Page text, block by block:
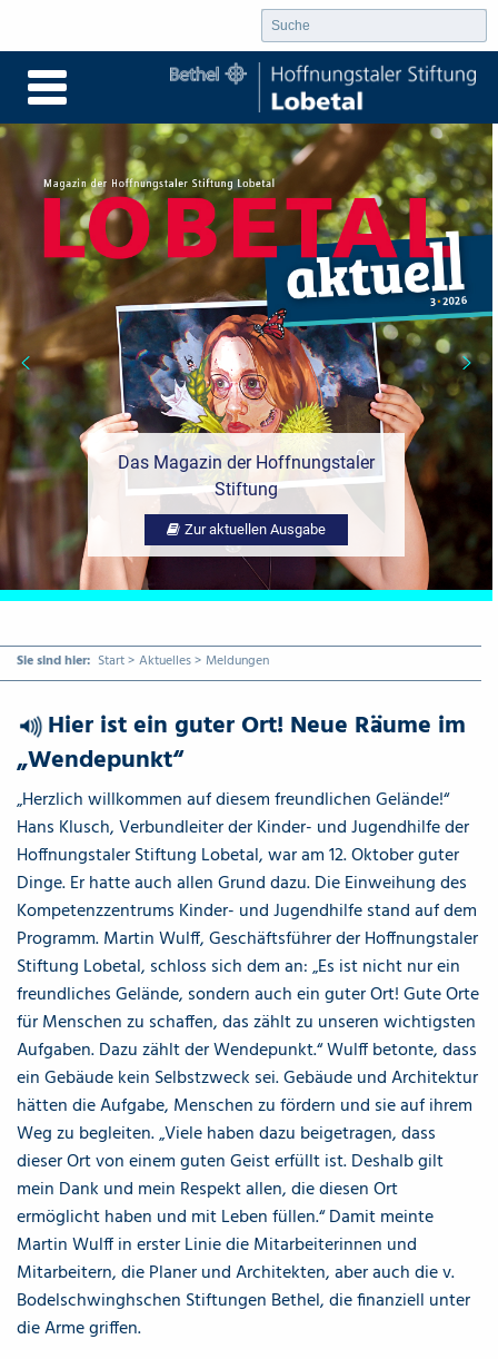
Das Magazin der Hoffnungstaler
Stiftung
Zur aktuellen Ausgabe
Sie sind hier: Start> Aktuelles> Meldungen
{Play}Hier ist ein guter Ort! Neue Räume im
„Wendepunkt“
„Herzlich willkommen auf diesem freundlichen Gelände!“
Hans Klusch, Verbundleiter der Kinder- und Jugendhilfe der
Hoffnungstaler Stiftung Lobetal, war am 12. Oktober guter
Dinge. Er hatte auch allen Grund dazu. Die Einweihung des
Kompetenzzentrums Kinder- und Jugendhilfe stand auf dem
Programm. Martin Wulff, Geschäftsführer der Hoffnungstaler
Stiftung Lobetal, schloss sich dem an: „Es ist nicht nur ein
freundliches Gelände, sondern auch ein guter Ort! Gute Orte
für Menschen zu schaffen, das zählt zu unseren wichtigsten
Aufgaben. Dazu zählt der Wendepunkt.“ Wulff betonte, dass
ein Gebäude kein Selbstzweck sei. Gebäude und Architektur
hätten die Aufgabe, Menschen zu fördern und sie auf ihrem
Weg zu begleiten. „Viele haben dazu beigetragen, dass
dieser Ort von einem guten Geist erfüllt ist. Deshalb gilt
mein Dank und mein Respekt allen, die diesen Ort
ermöglicht haben und mit Leben füllen.“ Damit meinte
Martin Wulff in erster Linie die Mitarbeiterinnen und
Mitarbeitern, die Planer und Architekten, aber auch die v.
Bodelschwinghschen Stiftungen Bethel, die finanziell unter
die Arme griffen.